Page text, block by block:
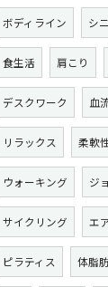
ボディライン シ
食生活 肩こり
デスクワーク 血
リラックス 柔軟
ウォーキング ジ
サイクリング エ
ピラティス 体脂肪